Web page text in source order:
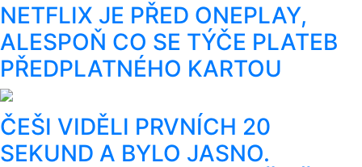
NETFLIX JE PŘED ONEPLAY,
ALESPOŇ CO SE TÝČE PLATEB
PŘEDPLATNÉHO KARTOU
ČEŠI VIDĚLI PRVNÍCH 20
SEKUND A BYLO JASNO.